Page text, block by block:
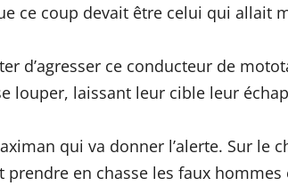
ce coup devait être celui qui allait
d’agresser ce conducteur de
louper, laissant leur cible leur
qui va donner l’alerte. Sur
en chasse les faux